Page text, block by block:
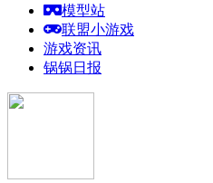
模型站
联盟小游戏
游戏资讯
锅锅日报